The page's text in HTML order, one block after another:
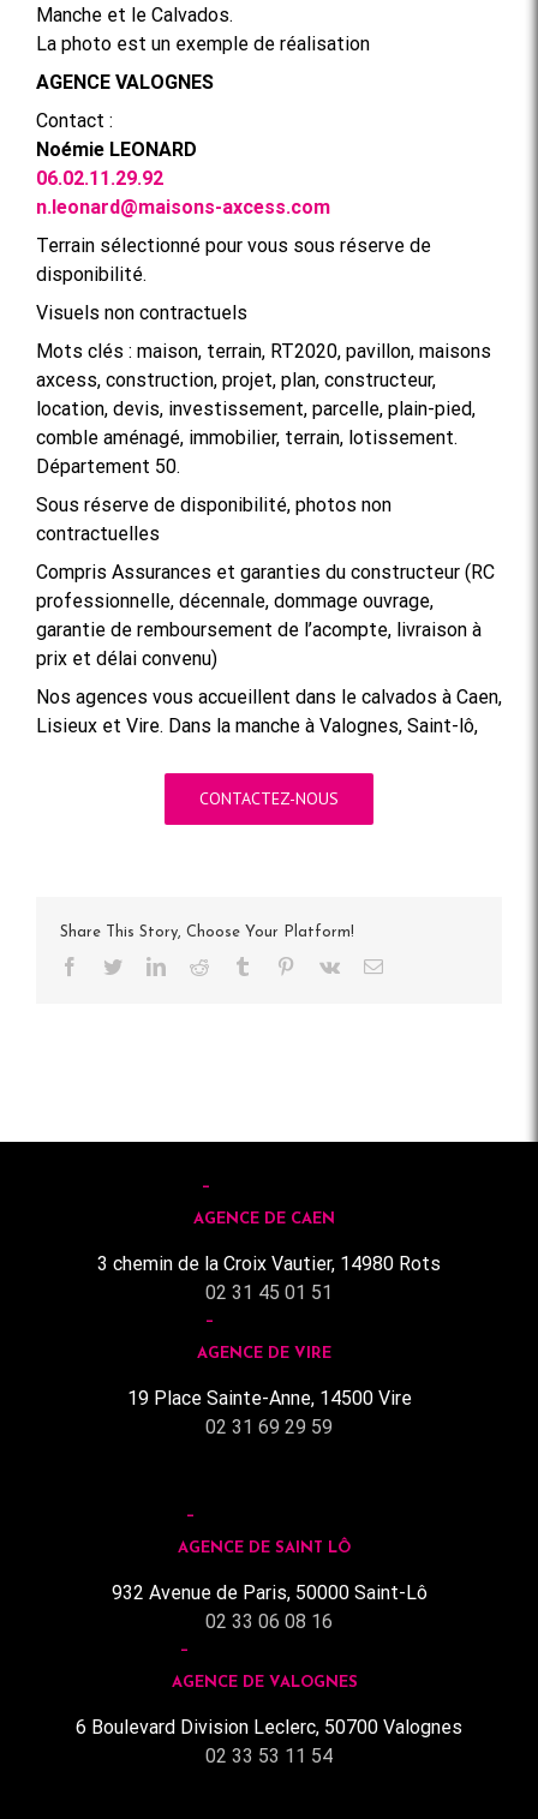
Manche et le Calvados.
La photo est un exemple de réalisation
AGENCE VALOGNES
Contact :
Noémie LEONARD
06.02.11.29.92
n.leonard@maisons-axcess.com
Terrain sélectionné pour vous sous réserve de
disponibilité.
Visuels non contractuels
Mots clés : maison, terrain, RT2020, pavillon, maisons
axcess, construction, projet, plan, constructeur,
location, devis, investissement, parcelle, plain-pied,
comble aménagé, immobilier, terrain, lotissement.
Département 50.
Sous réserve de disponibilité, photos non
contractuelles
Compris Assurances et garanties du constructeur (RC
professionnelle, décennale, dommage ouvrage,
garantie de remboursement de l’acompte, livraison à
prix et délai convenu)
Nos agences vous accueillent dans le calvados à Caen,
Lisieux et Vire. Dans la manche à Valognes, Saint-lô,
CONTACTEZ-NOUS
Share This Story, Choose Your Platform!
Facebook
TwitterLinkedInReddit Tumblr Pinterest
Vk Email
AGENCE DE CAEN
3 chemin de la Croix Vautier, 14980 Rots
02 31 45 01 51
AGENCE DE VIRE
19 Place Sainte-Anne, 14500 Vire
02 31 69 29 59
AGENCE DE SAINT LÔ
932 Avenue de Paris, 50000 Saint-Lô
02 33 06 08 16
AGENCE DE VALOGNES
6 Boulevard Division Leclerc, 50700 Valognes
02 33 53 11 54